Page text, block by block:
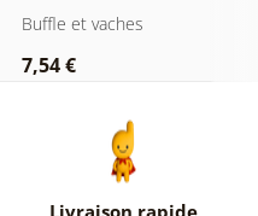
cigare et whisky
Buffle et vaches
7,54 €
Livraison rapide